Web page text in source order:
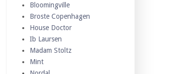
Bloomingville
Broste Copenhagen
House Doctor
Ib Laursen
Madam Stoltz
Mint